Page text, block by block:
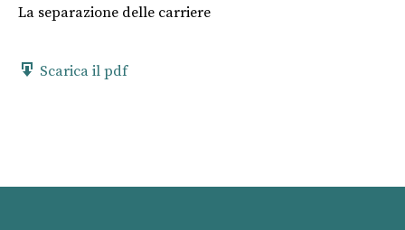
La separazione delle carriere
Scarica il pdf